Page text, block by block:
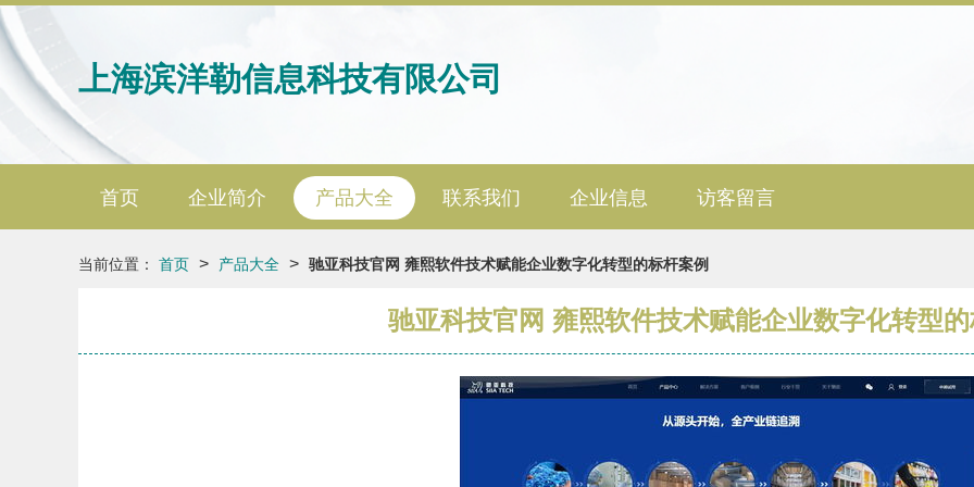
上海滨洋勒信息科技有限公司
首页 企业简介 产品大全 联系我们 企业信息 访客留言
当前位置： 首页 > 产品大全 > 驰亚科技官网 雍熙软件技术赋能企业数字化转型的标杆案例
驰亚科技官网 雍熙软件技术赋能企业数字化转型